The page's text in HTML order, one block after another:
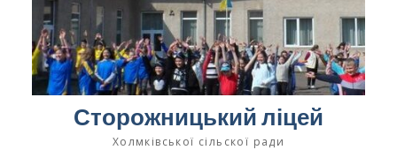
Сторожницький ліцей
Холмківської сільскої ради